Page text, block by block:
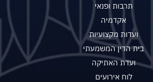
תרבות ופנאי
אקדמיה
ועדות מקצועיות
בית הדין המשמעתי
ועדת האתיקה
לוח אירועים